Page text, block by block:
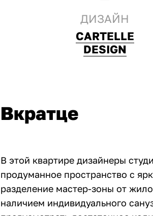
ДИЗАЙН
CARTELLE
DESIGN
Вкратце
В этой квартире дизайнеры
продуманное пространство с
разделение мастер-зоны от
наличием индивидуального